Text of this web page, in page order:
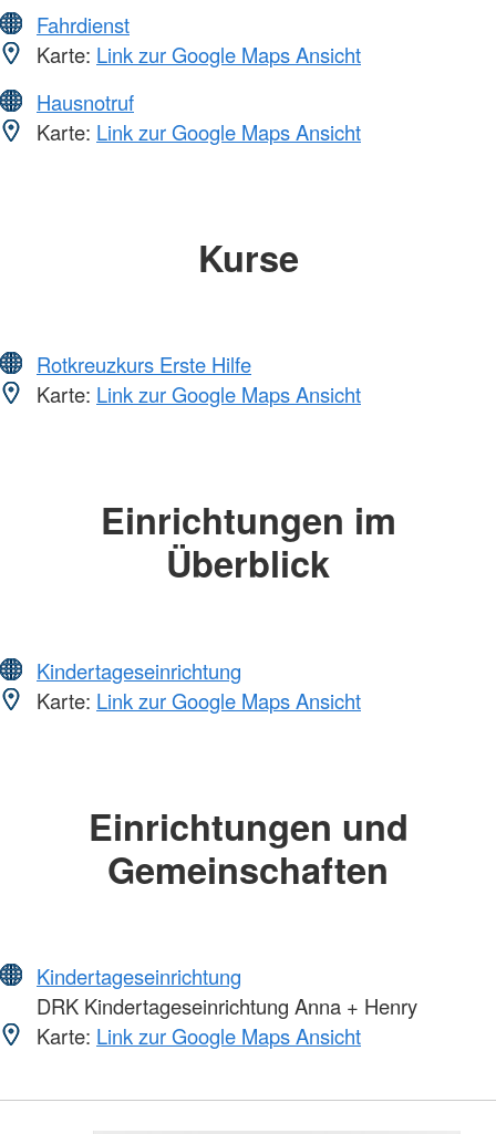
Fahrdienst
Karte: Link zur Google Maps Ansicht
Hausnotruf
Karte: Link zur Google Maps Ansicht
Kurse
Rotkreuzkurs Erste Hilfe
Karte: Link zur Google Maps Ansicht
Einrichtungen im
Überblick
Kindertageseinrichtung
Karte: Link zur Google Maps Ansicht
Einrichtungen und
Gemeinschaften
Kindertageseinrichtung
DRK Kindertageseinrichtung Anna + Henry
Karte: Link zur Google Maps Ansicht